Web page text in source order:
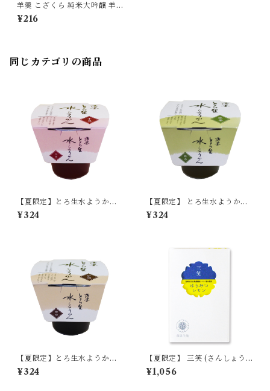
羊羹 こざくら 純米大吟醸 羊羹
ばら売り
¥216
同じカテゴリの商品
【夏限定】とろ生水ようか
ん 小豆 単品 【季節限定/
期間限定】
¥324
【夏限定】 とろ生水ようか
ん 抹茶 (まっちゃ) 単品
【季節限定/期間限定】
¥324
【夏限定】とろ生水ようか
ん 珈琲 (コーヒー) 単品
【季節限定/期間限定】
¥324
【夏限定】 三笑 (さんしょう)
はちみつレモン 単品 【季節限
定/期間限定】
¥1,056